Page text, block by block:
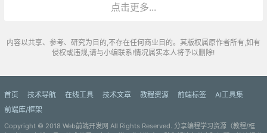
点击更多...
内容以共享、参考、研究为目的,不存在任何商业目的。其版权属原作者所有,如有
侵权或违规,请与小编联系!情况属实本人将予以删除!
首页 技术导航 在线工具 技术文章 教程资源 前端标签
AI工具集
前端库/框架